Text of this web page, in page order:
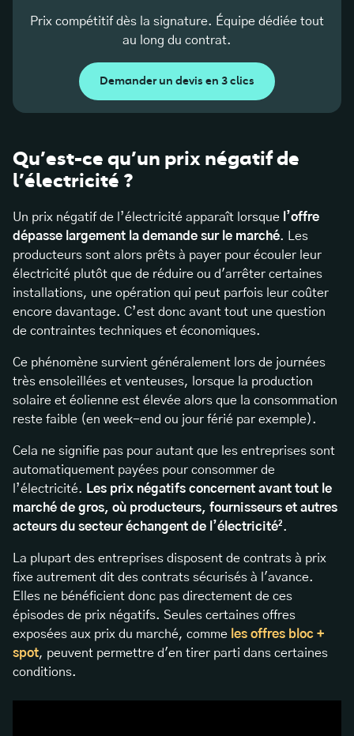
Prix compétitif dès la signature. Équipe dédiée tout
au long du contrat.
Demander un devis en 3 clics
Qu’est-ce qu’un prix négatif de
l’électricité ?
Un prix négatif de l’électricité apparaît lorsque l’offre
dépasse largement la demande sur le marché. Les
producteurs sont alors prêts à payer pour écouler leur
électricité plutôt que de réduire ou d'arrêter certaines
installations, une opération qui peut parfois leur coûter
encore davantage. C’est donc avant tout une question
de contraintes techniques et économiques.
Ce phénomène survient généralement lors de journées
très ensoleillées et venteuses, lorsque la production
solaire et éolienne est élevée alors que la consommation
reste faible (en week-end ou jour férié par exemple).
Cela ne signifie pas pour autant que les entreprises sont
automatiquement payées pour consommer de
l’électricité. Les prix négatifs concernent avant tout le
marché de gros, où producteurs, fournisseurs et autres
acteurs du secteur échangent de l’électricité².
La plupart des entreprises disposent de contrats à prix
fixe autrement dit des contrats sécurisés à l'avance.
Elles ne bénéficient donc pas directement de ces
épisodes de prix négatifs. Seules certaines offres
exposées aux prix du marché, comme les offres bloc +
spot, peuvent permettre d'en tirer parti dans certaines
conditions.